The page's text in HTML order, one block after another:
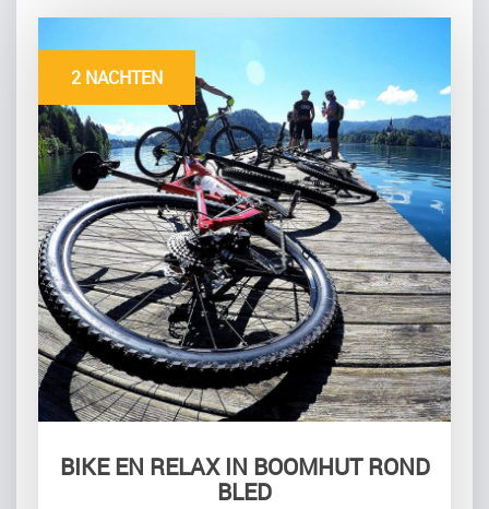
2 NACHTEN
BIKE EN RELAX IN BOOMHUT ROND
BLED